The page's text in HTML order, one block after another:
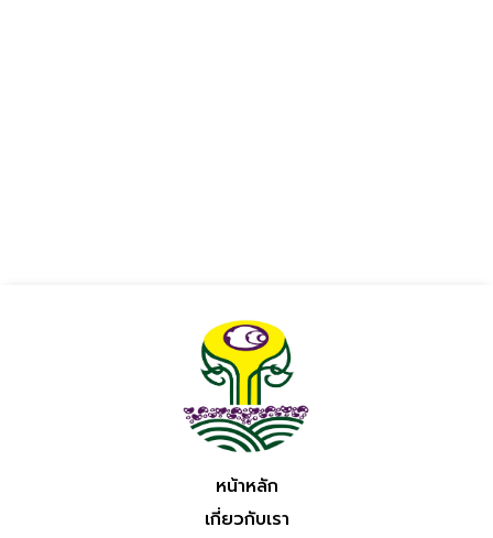
หน้าหลัก
เกี่ยวกับเรา